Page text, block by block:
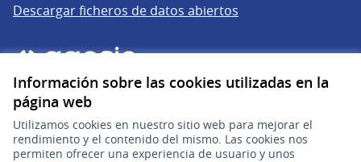
Información sobre las cookies utilizadas en la
página web
Utilizamos cookies en nuestro sitio web para mejorar el
rendimiento y el contenido del mismo. Las cookies nos
permiten ofrecer una experiencia de usuario y unos
Descargar ficheros de datos abiertos